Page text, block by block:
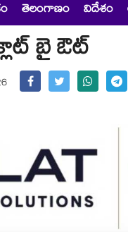
తెలంగాణం విదేశం
బై ఔట్